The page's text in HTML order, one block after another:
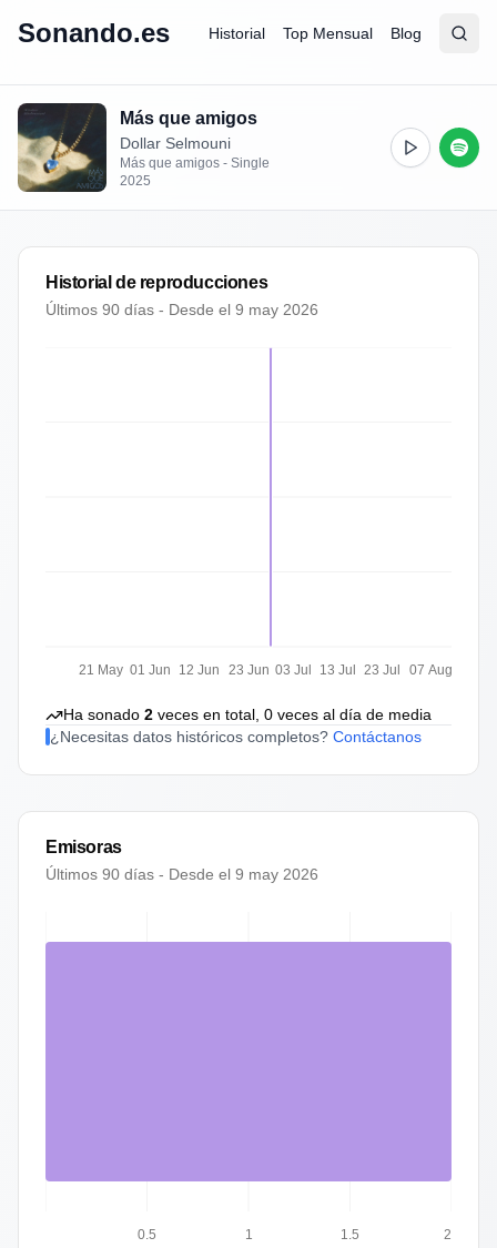
Sonando.es Historial Top Mensual Blog
Abrir
Más que amigos
Dollar Selmouni
Más que amigos - Single
2025
Historial de reproducciones
Últimos 90 días - Desde el 9 may 2026
21 May 01 Jun 12 Jun 23 Jun 03 Jul 13 Jul 23 Jul 07 Aug
Ha sonado 2 veces en total, 0 veces al día de media
¿Necesitas datos históricos completos? Contáctanos
Emisoras
Últimos 90 días - Desde el 9 may 2026
0.5 1 1.5 2